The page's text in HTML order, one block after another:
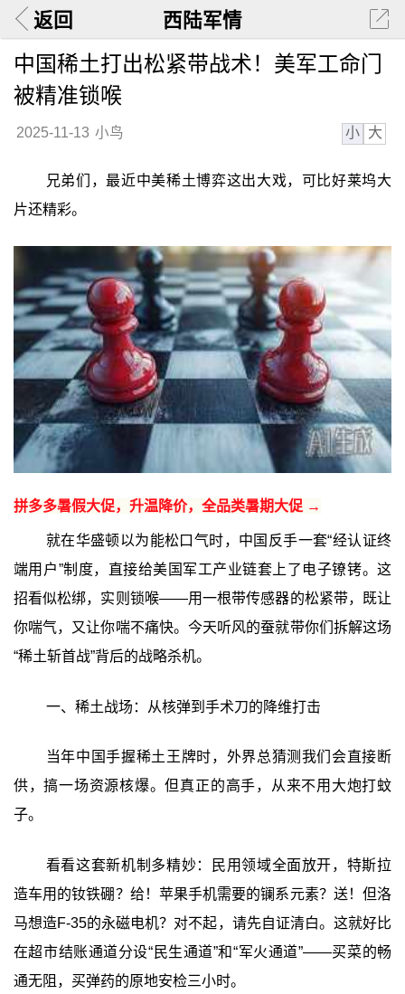
返回 西陆军情
中国稀土打出松紧带战术！美军工命门
被精准锁喉
2025-11-13 小鸟 小 大
兄弟们，最近中美稀土博弈这出大戏，可比好莱坞大
片还精彩。
拼多多暑假大促，升温降价，全品类暑期大促 →
就在华盛顿以为能松口气时，中国反手一套“经认证终
端用户”制度，直接给美国军工产业链套上了电子镣铐。这
招看似松绑，实则锁喉——用一根带传感器的松紧带，既让
你喘气，又让你喘不痛快。今天听风的蚕就带你们拆解这场
“稀土斩首战”背后的战略杀机。
一、稀土战场：从核弹到手术刀的降维打击
当年中国手握稀土王牌时，外界总猜测我们会直接断
供，搞一场资源核爆。但真正的高手，从来不用大炮打蚊
子。
看看这套新机制多精妙：民用领域全面放开，特斯拉
造车用的钕铁硼？给！苹果手机需要的镧系元素？送！但洛
马想造F-35的永磁电机？对不起，请先自证清白。这就好比
在超市结账通道分设“民生通道”和“军火通道”——买菜的畅
通无阻，买弹药的原地安检三小时。